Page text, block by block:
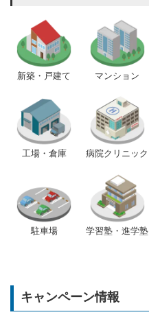
新築・戸建て マンション
工場・倉庫 病院クリニック
駐車場 学習塾・進学塾
キャンペーン情報